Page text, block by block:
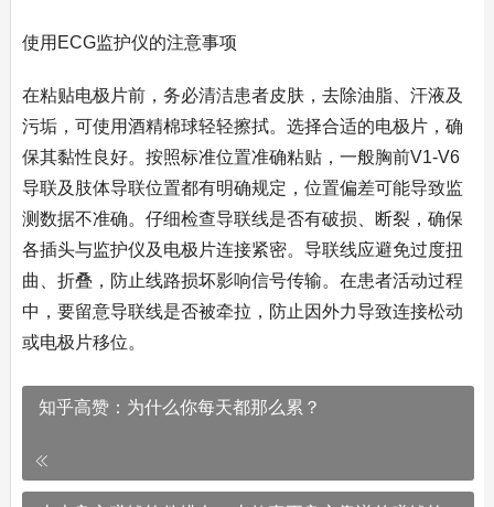
使用ECG监护仪的注意事项
在粘贴电极片前，务必清洁患者皮肤，去除油脂、汗液及
污垢，可使用酒精棉球轻轻擦拭。选择合适的电极片，确
保其黏性良好。按照标准位置准确粘贴，一般胸前V1-V6
导联及肢体导联位置都有明确规定，位置偏差可能导致监
测数据不准确。仔细检查导联线是否有破损、断裂，确保
各插头与监护仪及电极片连接紧密。导联线应避免过度扭
曲、折叠，防止线路损坏影响信号传输。在患者活动过程
中，要留意导联线是否被牵拉，防止因外力导致连接松动
或电极片移位。
知乎高赞：为什么你每天都那么累？